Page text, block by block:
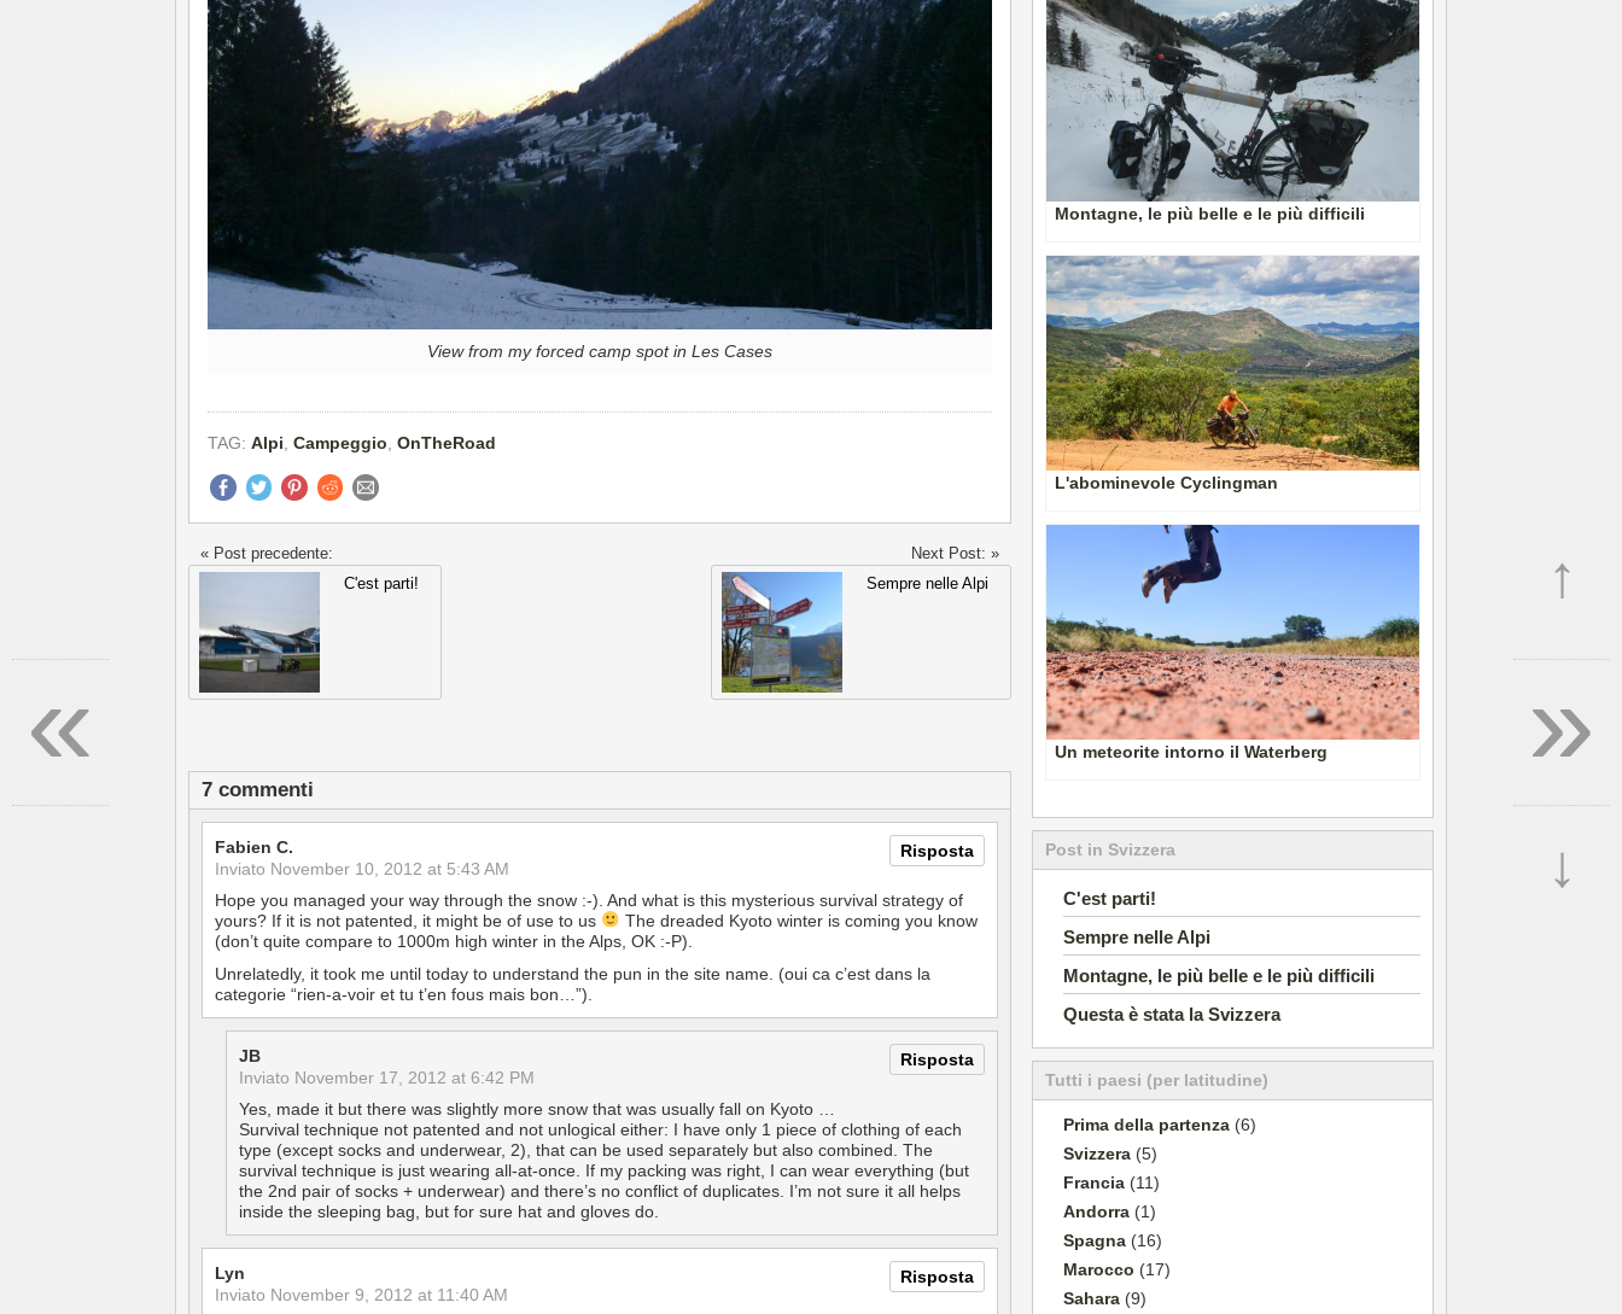
View from my forced camp spot in Les Cases
TAG: Alpi Campeggio OnTheRoad
« Post precedente:
C'est parti!
Next Post: »
Sempre nelle Alpi
7 commenti
Risposta
Fabien C.
Inviato November 10, 2012 at 5:43 AM
Hope you managed your way through the snow :-). And what is this mysterious survival strategy of
yours? If it is not patented, it might be of use to us
The dreaded Kyoto winter is coming you know
(don’t quite compare to 1000m high winter in the Alps, OK :-P).
Unrelatedly, it took me until today to understand the pun in the site name. (oui ca c’est dans la
categorie “rien-a-voir et tu t’en fous mais bon…”).
Risposta
JB
Inviato November 17, 2012 at 6:42 PM
Yes, made it but there was slightly more snow that was usually fall on Kyoto …
Survival technique not patented and not unlogical either: I have only 1 piece of clothing of each
type (except socks and underwear, 2), that can be used separately but also combined. The
survival technique is just wearing all-at-once. If my packing was right, I can wear everything (but
the 2nd pair of socks + underwear) and there’s no conflict of duplicates. I’m not sure it all helps
inside the sleeping bag, but for sure hat and gloves do.
Risposta
Lyn
Inviato November 9, 2012 at 11:40 AM
Montagne, le più belle e le più difficili
L'abominevole Cyclingman
Un meteorite intorno il Waterberg
Post in Svizzera
C'est parti!
Sempre nelle Alpi
Montagne, le più belle e le più difficili
Questa è stata la Svizzera
Tutti i paesi (per latitudine)
Prima della partenza(6)
Svizzera(5)
Francia(11)
Andorra(1)
Spagna(16)
Marocco (17)
Sahara(9)
↑
»
↓
«